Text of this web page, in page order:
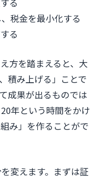
税金を最小化する
る
方を踏まえると、大
積み上げる」ことで
成果が出るものでは
年という時間をかけ
み」を作ることがで
変えます。まずは証